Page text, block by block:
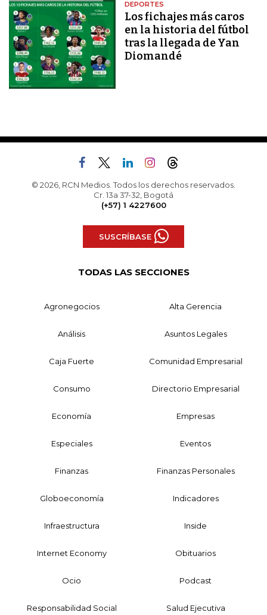
DEPORTES
Los fichajes más caros
en la historia del fútbol
tras la llegada de Yan
Diomandé
© 2026, RCN Medios. Todos los derechos reservados.
Cr. 13a 37-32, Bogotá
(+57) 1 4227600
SUSCRÍBASE
TODAS LAS SECCIONES
Agronegocios Alta Gerencia
Análisis Asuntos Legales
Caja Fuerte Comunidad Empresarial
Consumo Directorio Empresarial
Economía Empresas
Especiales Eventos
Finanzas Finanzas Personales
Globoeconomía Indicadores
Infraestructura Inside
Internet Economy Obituarios
Ocio Podcast
Responsabilidad Social Salud Ejecutiva